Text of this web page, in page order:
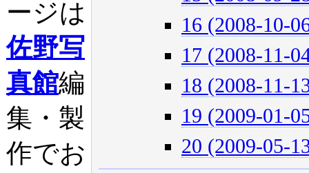
ージは
佐野写
真館編
集・製
作でお
16 (2008-10-
17 (2008-11-
18 (2008-11-
19 (2009-01-
20 (2009-05-